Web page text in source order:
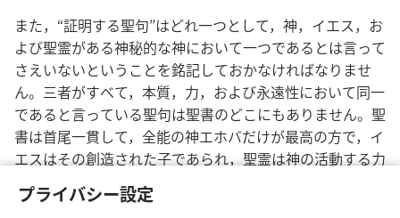
プライバシー設定
また，“証明する聖句”はどれ一つとして，神，イエス，お
よび聖霊がある神秘的な神において一つであるとは言って
さえいないということを銘記しておかなければなりませ
ん。三者がすべて，本質，力，および永遠性において同一
であると言っている聖句は聖書のどこにもありません。聖
書は首尾一貫して，全能の神エホバだけが最高の方で，イ
エスはその創造された子であられ，聖霊は神の活動する力
であることを明らかにしています。